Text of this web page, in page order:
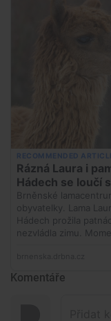
Komentáře